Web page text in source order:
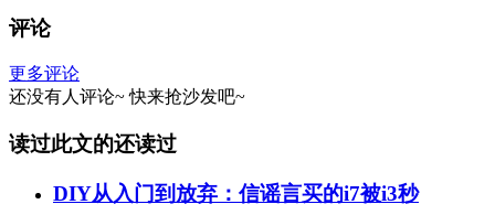
评论
更多评论
还没有人评论~ 快来抢沙发吧~
读过此文的还读过
DIY从入门到放弃：信谣言买的i7被i3秒